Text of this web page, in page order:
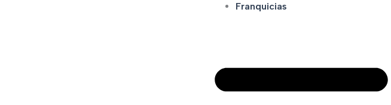
Franquicias